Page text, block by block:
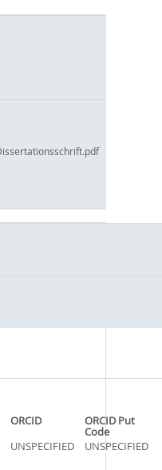
ORCID ORCID Put
Code
UNSPECIFIED UNSPECIFIED